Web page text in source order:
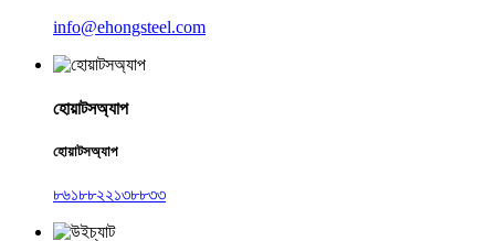
info@ehongsteel.com
হোয়াটসঅ্যাপ
হোয়াটসঅ্যাপ
৮৬১৮৮২২১৩৮৮৩৩